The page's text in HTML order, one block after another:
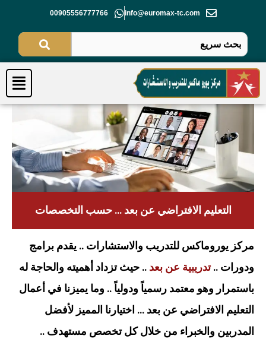
المحتوى
info@euromax-tc.com
00905556777766
التعليم الافتراضي عن بعد ... حسب التخصصات
مركز يوروماكس للتدريب والاستشارات .. يقدم برامج
ودورات ..تدريبية عن بعد .. حيث تزداد أهميته والحاجة له
باستمرار وهو معتمد رسمياً ودولياً .. وما يميزنا في أعمال
التعليم الافتراضي عن بعد … اختيارنا المميز لأفضل
المدربين والخبراء من خلال كل تخصص مستهدف ..